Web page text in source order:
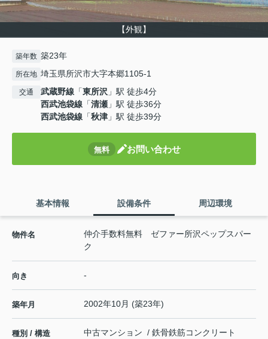
【外観】
築年数 築23年
所在地 埼玉県所沢市大字本郷1105-1
交通 武蔵野線 「東所沢 」駅 徒歩4分
西武池袋線 「清瀬 」駅 徒歩36分
西武池袋線 「秋津 」駅 徒歩39分
無料 お問い合わせ
基本情報 設備条件 周辺環境
物件名
仲介手数料無料 ゼファー所沢ペップスパー
ク
向き -
築年月 2002年10月 (築23年)
種別 / 構造 中古マンション / 鉄骨鉄筋コンクリート